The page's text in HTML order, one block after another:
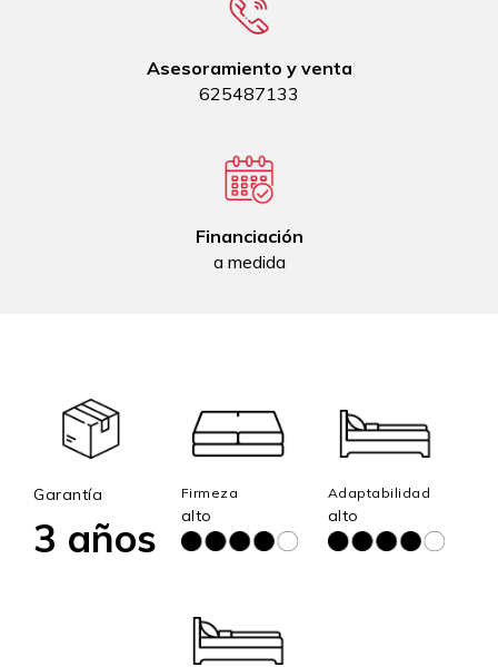
Asesoramiento y venta
625487133
Financiación
a medida
Garantía
3 años
Firmeza
alto
Adaptabilidad
alto